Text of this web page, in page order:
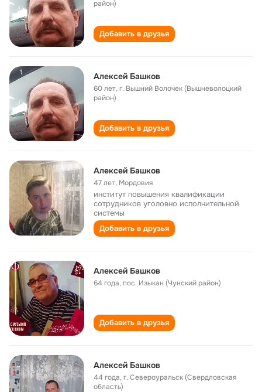
район)
Добавить в друзья
Алексей Башков
60 лет,г. Вышний Волочек (Вышневолоцкий
район)
Добавить в друзья
Алексей Башков
47 лет, Мордовия
институт повышения квалификации
сотрудников уголовно исполнительной
системы
Добавить в друзья
Алексей Башков
64 года,пос. Изыкан (Чунский район)
Добавить в друзья
Алексей Башков
44 года,г. Североуральск (Свердловская
область)